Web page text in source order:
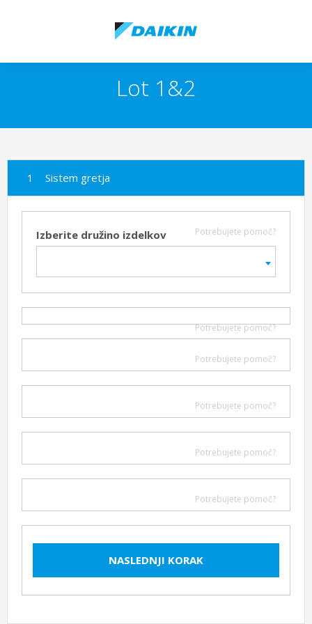
Lot 1&2
Sistem gretja
Potrebujete pomoč?
Izberite družino izdelkov
Potrebujete pomoč?
Potrebujete pomoč?
Potrebujete pomoč?
Potrebujete pomoč?
Potrebujete pomoč?
NASLEDNJI KORAK